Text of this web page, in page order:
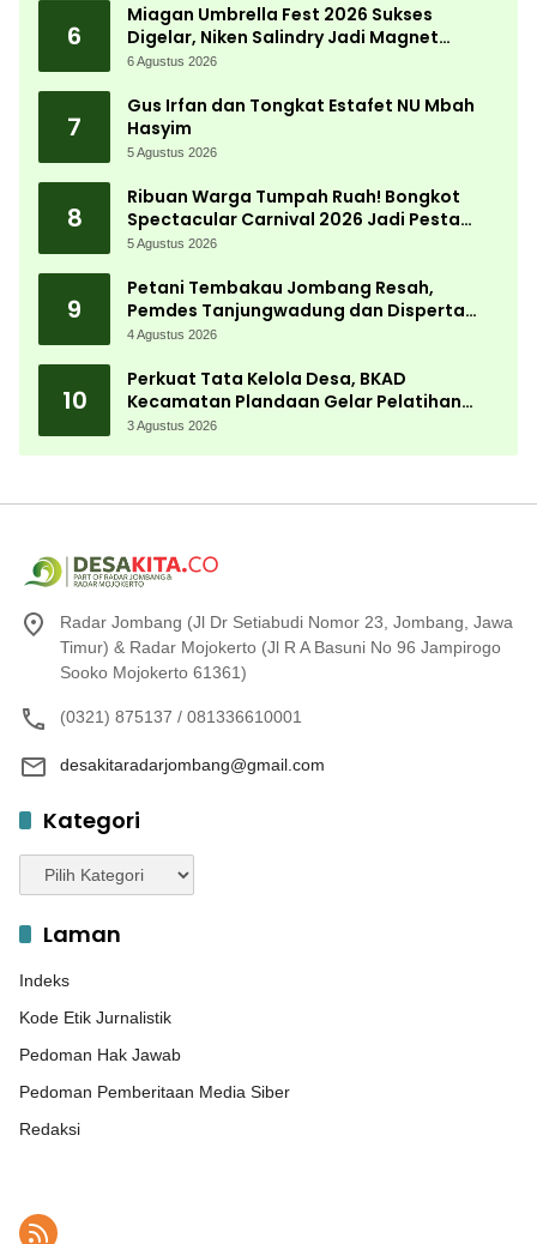
6
Miagan Umbrella Fest 2026 Sukses
Digelar, Niken Salindry Jadi Magnet
Ribuan Pengunjung
6 Agustus 2026
7
Gus Irfan dan Tongkat Estafet NU Mbah
Hasyim
5 Agustus 2026
8
Ribuan Warga Tumpah Ruah! Bongkot
Spectacular Carnival 2026 Jadi Pesta
Kemerdekaan Terbesar di Peterongan
5 Agustus 2026
9
Petani Tembakau Jombang Resah,
Pemdes Tanjungwadung dan Disperta
Bergerak Cepat
4 Agustus 2026
10
Perkuat Tata Kelola Desa, BKAD
Kecamatan Plandaan Gelar Pelatihan
Aparatur Pemdes
3 Agustus 2026
Radar Jombang (Jl Dr Setiabudi Nomor 23, Jombang, Jawa
Timur) & Radar Mojokerto (Jl R A Basuni No 96 Jampirogo
Sooko Mojokerto 61361)
(0321) 875137 / 081336610001
desakitaradarjombang@gmail.com
Kategori
Kategori
Laman
Indeks
Kode Etik Jurnalistik
Pedoman Hak Jawab
Pedoman Pemberitaan Media Siber
Redaksi